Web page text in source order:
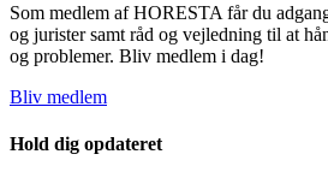
Som medlem af HORESTA får du
og jurister samt råd og vejledning til at
og problemer. Bliv medlem i dag!
Bliv medlem
Hold dig opdateret